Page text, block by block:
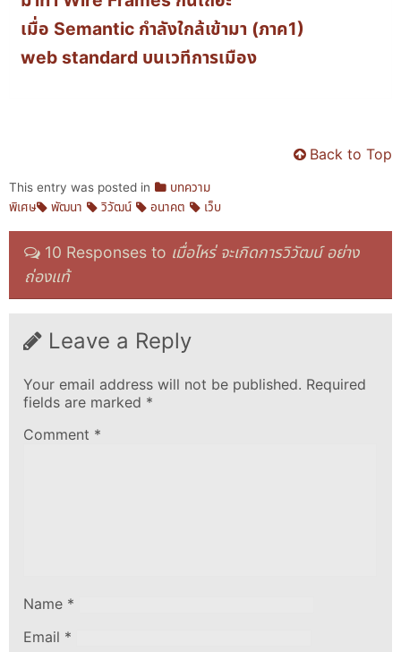
เมื่อ Semantic กำลังใกล้เข้ามา (ภาค1)
web standard บนเวทีการเมือง
Back to Top
This entry was posted in
บทความ
พิเศษ
พัฒนา วิวัฒน์ อนาคต เว็บ
10 Responses to เมื่อไหร่ จะเกิดการวิวัฒน์ อย่าง
ถ่องแท้
Leave a Reply
Your email address will not be published. Required
fields are marked *
Comment *
Name *
Email *